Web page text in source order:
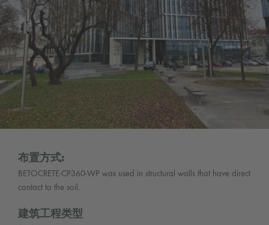
布置方式:
BETOCRETE-CP360-WP was used in structural walls that have direct
contact to the soil.
建筑工程类型